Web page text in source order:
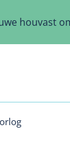
houvast